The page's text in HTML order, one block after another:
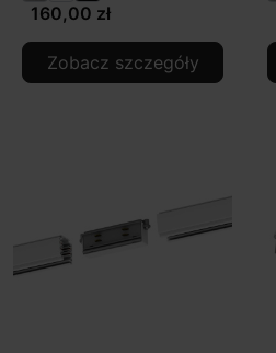
160,00 zł
Zobacz szczegóły